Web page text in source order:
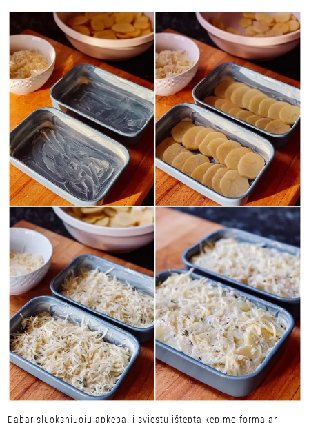
Dabar sluoksniuoju apkepą: į sviestu išteptą kepimo formą ar